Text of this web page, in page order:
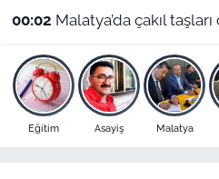
00:02 Malatya’da çakıl taşları can aldı: İş
Eğitim Asayiş Malatya
Ekonomi
Dünya
Bölge
Malatya Namaz Vakitleri
Malatya Trafik
Süper Lig Puan